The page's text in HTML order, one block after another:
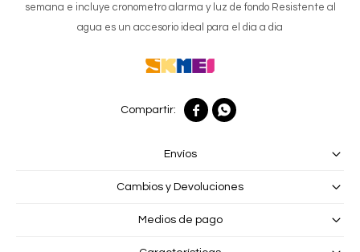
semana e incluye cronometro alarma y luz de fondo Resistente al
agua es un accesorio ideal para el dia a dia
 
Envíos
Cambios y Devoluciones
Medios de pago